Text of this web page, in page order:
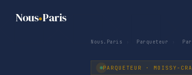
Nous Paris
Nous.Paris Parqueteur
PARQUETEUR · MOISSY-